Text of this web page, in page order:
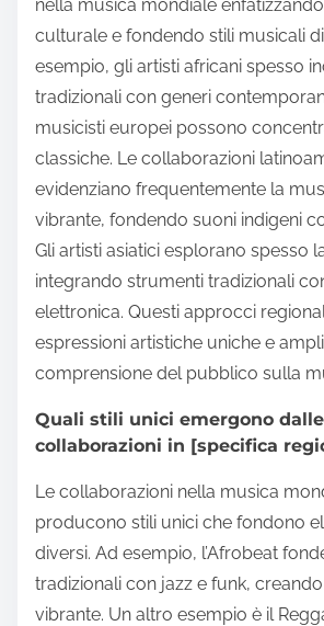
nella musica mondiale
culturale e fondendo stili musicali
esempio, gli artisti africani spesso
tradizionali con generi
musicisti europei possono
classiche. Le collaborazioni
evidenziano frequentemente la
vibrante, fondendo suoni indigeni
Gli artisti asiatici esplorano spesso
integrando strumenti tradizionali
elettronica. Questi approcci
espressioni artistiche uniche e
comprensione del pubblico sulla
Quali stili unici emergono dalle
collaborazioni in [specifica
Le collaborazioni nella musica
producono stili unici che fondono
diversi. Ad esempio, l’Afrobeat
tradizionali con jazz e funk,
vibrante. Un altro esempio è il